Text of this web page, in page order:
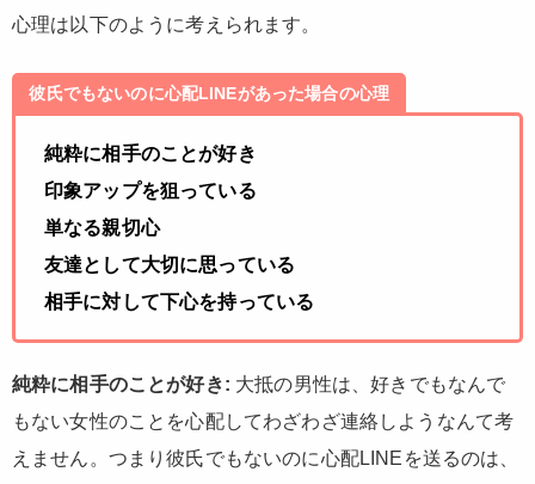
心理は以下のように考えられます。
彼氏でもないのに心配LINEがあった場合の心理
純粋に相手のことが好き
印象アップを狙っている
単なる親切心
友達として大切に思っている
相手に対して下心を持っている
純粋に相手のことが好き: 大抵の男性は、好きでもなんで
もない女性のことを心配してわざわざ連絡しようなんて考
えません。つまり彼氏でもないのに心配LINEを送るのは、